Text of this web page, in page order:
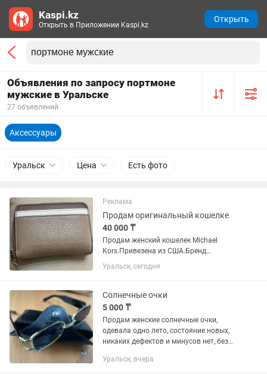
Объявления по запросу портмоне
мужские в Уральске
27 объявлений
Аксессуары
Уральск Цена Есть фото
Реклама
Продам оригинальный кошелке
40 000 ₸
Продам женский кошелек Michael
Kors.Привезена из США.Бренд
оригинал.В отличном
состоянии,практически без следов
коричневый.Фарнитура золотистая.
Уральск, сегодня
Солнечные очки
5 000 ₸
Продам женские солнечные очки,
одевала одно лето, состояние новых,
никаких дефектов и минусов нет, без
Уральск, вчера
Kaspi.kz
Открыть в Приложении Kaspi.kz
Открыть